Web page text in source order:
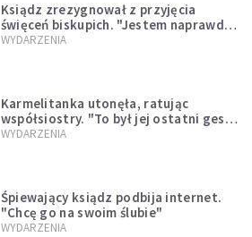
Ksiądz zrezygnował z przyjęcia
święceń biskupich. "Jestem naprawdę
niegodny"
WYDARZENIA
Karmelitanka utonęła, ratując
współsiostry. "To był jej ostatni gest
miłości"
WYDARZENIA
Śpiewający ksiądz podbija internet.
"Chcę go na swoim ślubie"
WYDARZENIA